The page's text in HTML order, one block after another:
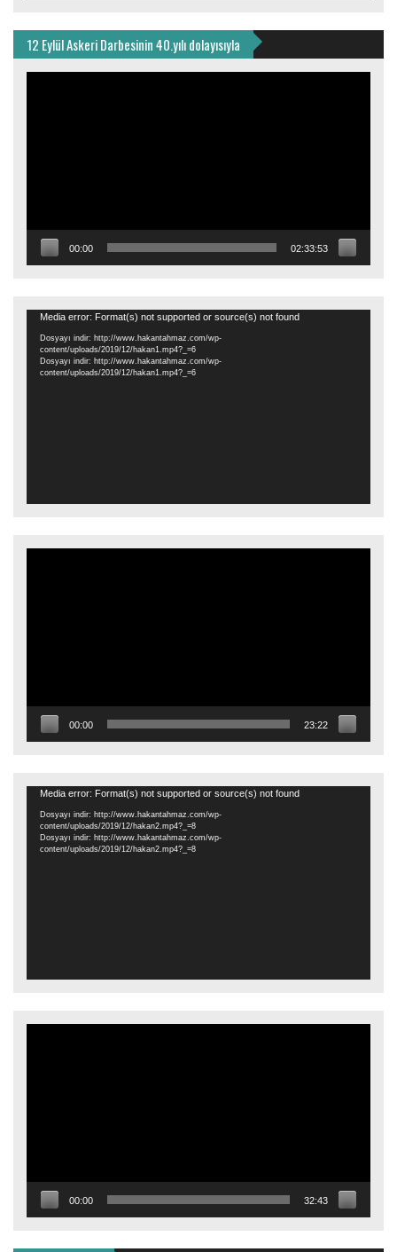
12 Eylül Askeri Darbesinin 40.yılı dolayısıyla
00:00 02:33:53
Video
oynatıcı
Media error: Format(s) not supported or source(s) not found
Dosyayı indir: http://www.hakantahmaz.com/wp-
content/uploads/2019/12/hakan1.mp4?_=6
Dosyayı indir: http://www.hakantahmaz.com/wp-
content/uploads/2019/12/hakan1.mp4?_=6
00:00 23:22
Video
oynatıcı
Media error: Format(s) not supported or source(s) not found
Dosyayı indir: http://www.hakantahmaz.com/wp-
content/uploads/2019/12/hakan2.mp4?_=8
Dosyayı indir: http://www.hakantahmaz.com/wp-
content/uploads/2019/12/hakan2.mp4?_=8
00:00 32:43